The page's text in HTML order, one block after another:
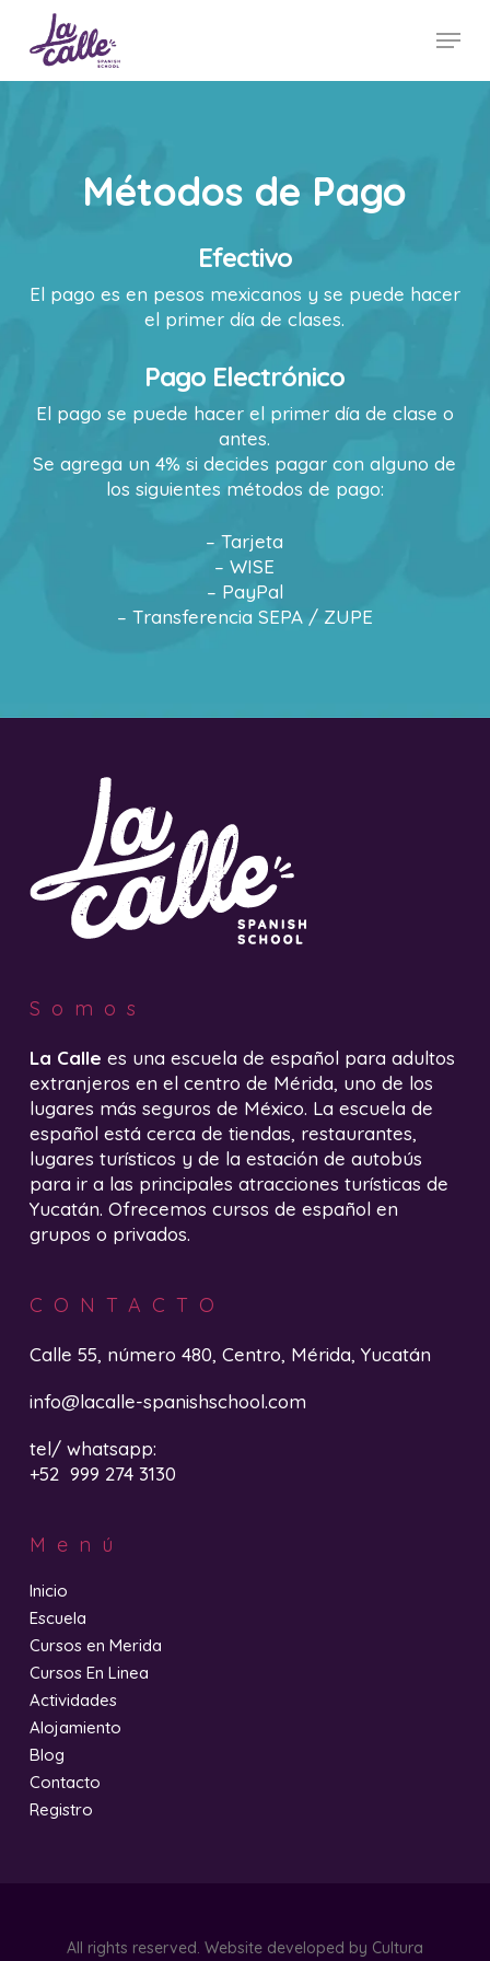
content
Menu
Métodos de Pago
Efectivo
El pago es en pesos mexicanos y se puede hacer
el primer día de clases.
Pago Electrónico
El pago se puede hacer el primer día de clase o
antes.
Se agrega un 4% si decides pagar con alguno de
los siguientes métodos de pago:
– Tarjeta
– WISE
– PayPal
– Transferencia SEPA / ZUPE
Somos
La Calle es una escuela de español para adultos
extranjeros en el centro de Mérida, uno de los
lugares más seguros de México. La escuela de
español está cerca de tiendas, restaurantes,
lugares turísticos y de la estación de autobús
para ir a las principales atracciones turísticas de
Yucatán. Ofrecemos cursos de español en
grupos o privados.
CONTACTO
Calle 55, número 480, Centro, Mérida, Yucatán
info@lacalle-spanishschool.com
tel/ whatsapp:
+52 999 274 3130
Menú
Inicio
Escuela
Cursos en Merida
Cursos En Linea
Actividades
Alojamiento
Blog
Contacto
Registro
All rights reserved. Website developed by Cultura